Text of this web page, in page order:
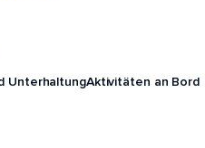
UnterhaltungAktivitäten an Bord